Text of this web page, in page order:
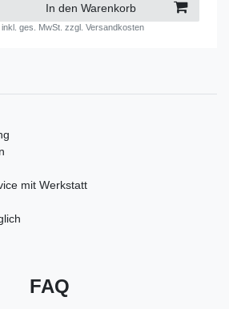
In den Warenkorb
inkl. ges. MwSt. zzgl.Versandkosten
mit Werkstatt
FAQ